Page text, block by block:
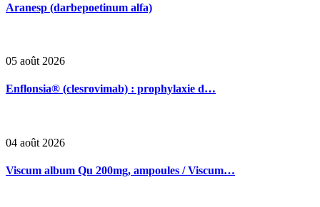
Aranesp (darbepoetinum alfa)
05 août 2026
Enflonsia® (clesrovimab) : prophylaxie d…
04 août 2026
Viscum album Qu 200mg, ampoules / Viscum…